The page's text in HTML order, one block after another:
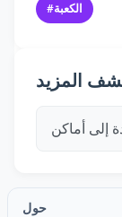
#الكعبة
المزيد
إلى أماكن
حول